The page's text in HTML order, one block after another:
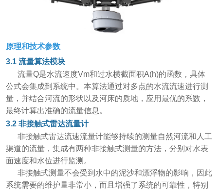
原理和技术参数
3.1 流量算法模块
流量Q是水流速度Vm和过水横截面积A(h)的函数，具体
公式会集成到系统中。本算法通过对多点的水流流速进行测
量，并结合河流的形状以及河床的质地，应用最优的系数，
最终计算出准确的流量信息。
3.2 非接触式雷达流量计
非接触式雷达流速流量计能够持续的测量自然河流和人工
渠道的流量，集成有两种非接触式测量的方法，分别对水表
面速度和水位进行监测。
非接触式测量不会受到水中的泥沙和漂浮物的影响，因此
系统需要的维护量非常小，而且增强了系统的可靠性，特别